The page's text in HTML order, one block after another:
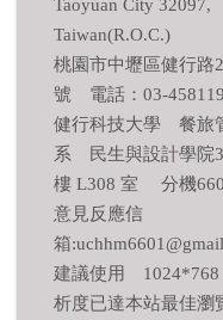
Taoyuan City 32097,
Taiwan(R.O.C.)
桃園市中壢區健行路
號 電話：03-
健行科技大學 餐旅
系 民生與設計學院3
樓 L308 室 分機
意見反應信
箱
建議使用
析度已達本站最佳瀏